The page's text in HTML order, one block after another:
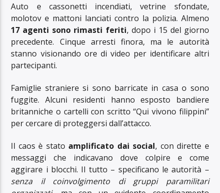
Auto e cassonetti incendiati, vetrine sfondate,
molotov e mattoni lanciati contro la polizia. Almeno
17 agenti sono rimasti feriti, dopo i 15 del giorno
precedente. Cinque arresti finora, ma le autorità
stanno visionando ore di video per identificare altri
partecipanti.
Famiglie straniere si sono barricate in casa o sono
fuggite. Alcuni residenti hanno esposto bandiere
britanniche o cartelli con scritto “Qui vivono filippini”
per cercare di proteggersi dall’attacco.
Il caos è stato amplificato dai social, con dirette e
messaggi che indicavano dove colpire e come
aggirare i blocchi. Il tutto – specificano le autorità –
senza il coinvolgimento di gruppi paramilitari